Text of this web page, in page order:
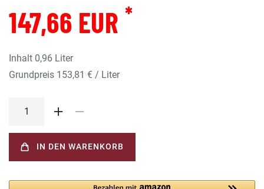
147,66 EUR *
Inhalt 0,96 Liter
Grundpreis 153,81 € / Liter
IN DEN WARENKORB